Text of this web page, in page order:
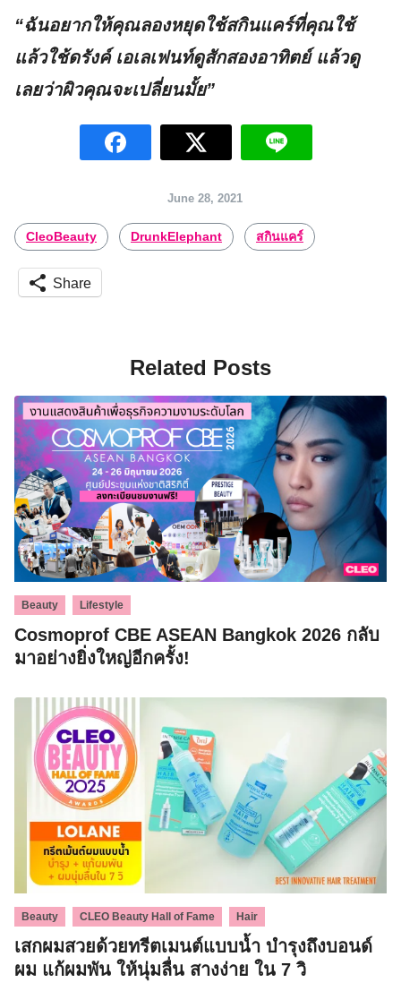
“ฉันอยากให้คุณลองหยุดใช้สกินแคร์ที่คุณใช้
แล้วใช้ดรังค์ เอเลเฟนท์ดูสักสองอาทิตย์ แล้วดู
เลยว่าผิวคุณจะเปลี่ยนมั้ย”
June 28, 2021
CleoBeauty DrunkElephant สกินแคร์
Share
Related Posts
Beauty Lifestyle
Cosmoprof CBE ASEAN Bangkok 2026 กลับ
มาอย่างยิ่งใหญ่อีกครั้ง!
Beauty CLEO Beauty Hall of Fame Hair
เสกผมสวยด้วยทรีตเมนต์แบบน้ำ บำรุงถึงบอนด์
ผม แก้ผมพัน ให้นุ่มลื่น สางง่าย ใน 7 วิ